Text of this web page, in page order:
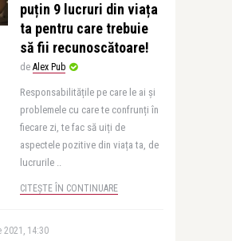
puțin 9 lucruri din viața
ta pentru care trebuie
să fii recunoscătoare!
de Alex Pub
Responsabilitățile pe care le ai și
problemele cu care te confrunți în
fiecare zi, te fac să uiți de
aspectele pozitive din viața ta, de
lucrurile ..
CITEȘTE ÎN CONTINUARE
14:30